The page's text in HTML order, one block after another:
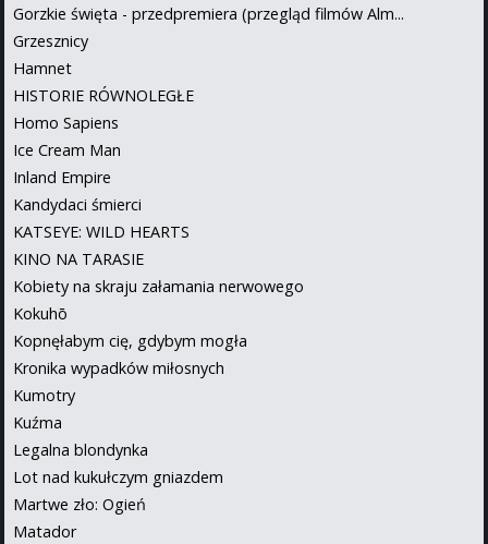
Gorzkie święta - przedpremiera (przegląd filmów Alm...
Grzesznicy
Hamnet
HISTORIE RÓWNOLEGŁE
Homo Sapiens
Ice Cream Man
Inland Empire
Kandydaci śmierci
KATSEYE: WILD HEARTS
KINO NA TARASIE
Kobiety na skraju załamania nerwowego
Kokuhō
Kopnęłabym cię, gdybym mogła
Kronika wypadków miłosnych
Kumotry
Kuźma
Legalna blondynka
Lot nad kukułczym gniazdem
Martwe zło: Ogień
Matador